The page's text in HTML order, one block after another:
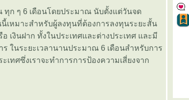
ทุก ๆ 6 เดือนโดยประมาณ นับตั้งแต่วันจด
เหมาะสำหรับผู้ลงทุนที่ต้องการลงทุนระยะสั้น
งินฝาก ทั้งในประเทศและต่างประเทศ และมี
ในระยะเวลานานประมาณ 6 เดือนสำหรับการ
ทศซึ่งเราจะทำการการป้องความเสี่ยงจาก